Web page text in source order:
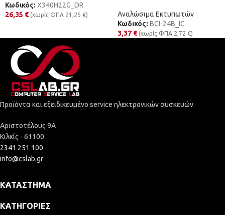
Κωδικός: X340H22G_DR
26,35 € (χωρίς ΦΠΑ 21,25 €)
Αναλώσιμα Εκτυπωτών
Κωδικός: BCI-24B_IC
3,37 € (χωρίς ΦΠΑ 2,72 €)
Προϊόντα και εξειδικευμένο service ηλεκτρονικών συσκευών.
Αριστοτέλους 9Α
Κιλκίς - 61100
2341 251 100
info@cslab.gr
ΚΑΤΆΣΤΗΜΑ
ΚΑΤΗΓΟΡΊΕΣ